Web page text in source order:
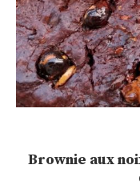
Brownie aux